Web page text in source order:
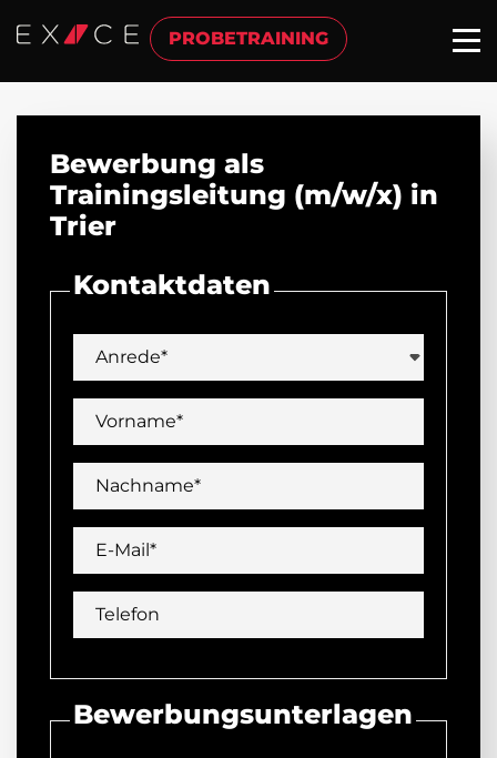
PROBETRAINING
Bewerbung als
Trainingsleitung (m/w/x) in
Trier
Kontaktdaten
Anrede*
Vorname*
Nachname*
E-Mail*
Telefon
Bewerbungsunterlagen